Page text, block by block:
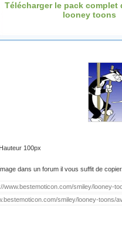
Télécharger le pack complet
looney toons
100px
dans un forum il vous suffit de